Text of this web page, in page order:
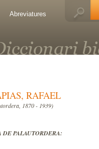
Abreviatures
RAFAEL
1870 - 1939)
DE PALAUTORDERA: